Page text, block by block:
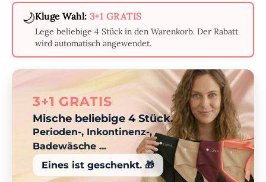
🌙Kluge Wahl: 3+1 GRATIS
Lege beliebige 4 Stück in den Warenkorb. Der Rabatt
wird automatisch angewendet.
3+1 GRATIS
Mische beliebige 4 Stück.
Perioden-, Inkontinenz-,
Badewäsche ...
Eines ist geschenkt. 🎁